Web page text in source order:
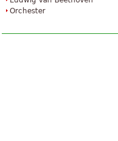
Orchester